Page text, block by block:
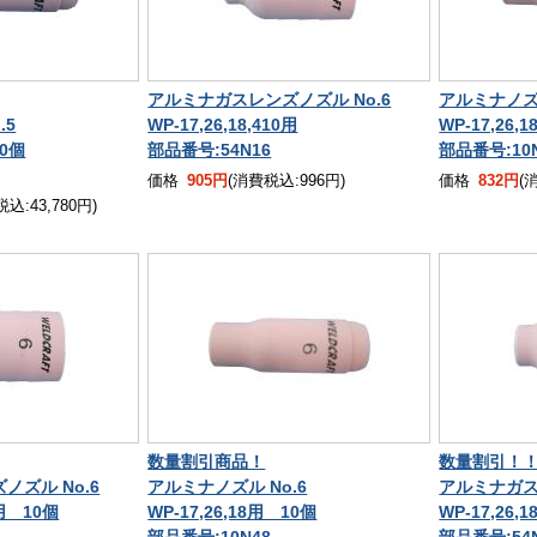
個
込:43,780円)
アルミナガスレンズノズル No.6
WP-17,26,18,410用
部品番号:54N16
価格 905円(消費税込:996円)
アルミナノ
WP-
部品番号
価格 832円(
ノズル No.6
10個
数量割引商品！
アルミナノズル No.6
WP-17,26,18用 10個
数量割引！
アルミナガ
WP-